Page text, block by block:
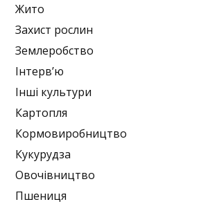
Жито
Захист рослин
Землеробство
Інтерв’ю
Інші культури
Картопля
Кормовиробництво
Кукурудза
Овочівництво
Пшениця